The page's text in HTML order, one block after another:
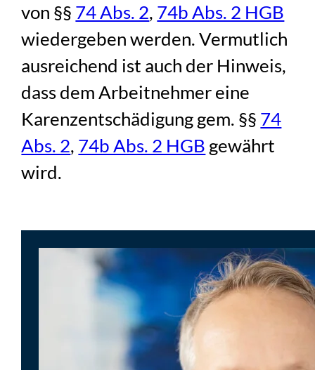
von §§ 74 Abs. 2, 74b Abs. 2 HGB
wiedergeben werden. Vermutlich
ausreichend ist auch der Hinweis,
dass dem Arbeitnehmer eine
Karenzentschädigung gem. §§ 74
Abs. 2, 74b Abs. 2 HGB gewährt
wird.